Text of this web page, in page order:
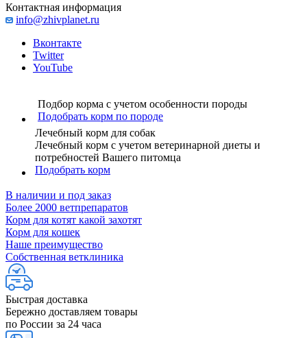
Контактная информация
info@zhivplanet.ru
Вконтакте
Twitter
YouTube
Подбор корма с учетом особенности породы
Подобрать корм по породе
Лечебный корм для собак
Лечебный корм с учетом ветеринарной диеты и
потребностей Вашего питомца
Подобрать корм
В наличии и под заказ
Более 2000 ветпрепаратов
Корм для котят какой захотят
Корм для кошек
Наше преимущество
Собственная ветклиника
Быстрая доставка
Бережно доставляем товары
по России за 24 часа